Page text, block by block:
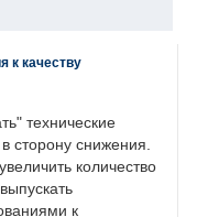
к качеству
технические
сторону снижения.
количество
к